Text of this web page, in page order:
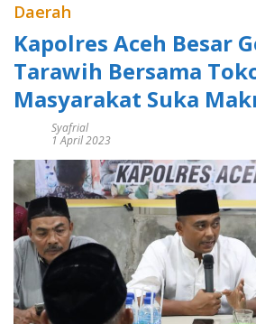
Daerah
Kapolres Aceh Besar
Tarawih Bersama
Masyarakat Suka
Syafrial
1 April 2023